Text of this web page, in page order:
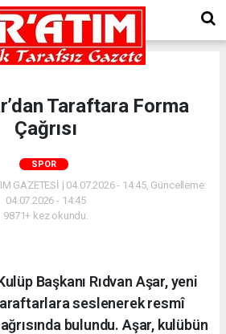
Taraftara Forma
Çağrısı
SPOR
GAZETESİ | 04.07.2026 - 14:45, Güncelleme:
04.07.2026 - 14:45
9871+ kez okundu.
Başkanı Rıdvan Aşar, yeni
seslenerek resmî
bulundu. Aşar, kulübün